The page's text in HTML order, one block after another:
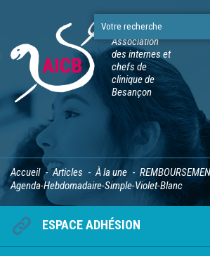
Association
des internes et
chefs de
clinique de
Besançon
Accueil Articles À la une
Agenda-Hebdomadaire-Simple-Violet-Blanc
ESPACE ADHÉSION